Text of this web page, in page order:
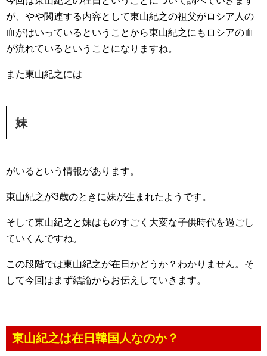
が、やや関連する内容として東山紀之の祖父がロシア人の
血がはいっているということから東山紀之にもロシアの血
が流れているということになりますね。
また東山紀之には
妹
がいるという情報があります。
東山紀之が3歳のときに妹が生まれたようです。
そして東山紀之と妹はものすごく大変な子供時代を過ごし
ていくんですね。
この段階では東山紀之が在日かどうか？わかりません。そ
して今回はまず結論からお伝えしていきます。
東山紀之は在日韓国人なのか？